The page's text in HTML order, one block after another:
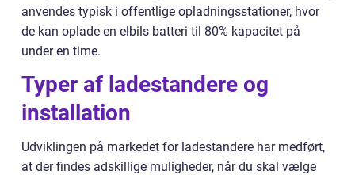
anvendes typisk i offentlige opladningsstationer, hvor
de kan oplade en elbils batteri til 80% kapacitet på
under en time.
Typer af ladestandere og
installation
Udviklingen på markedet for ladestandere har medført,
at der findes adskillige muligheder, når du skal vælge